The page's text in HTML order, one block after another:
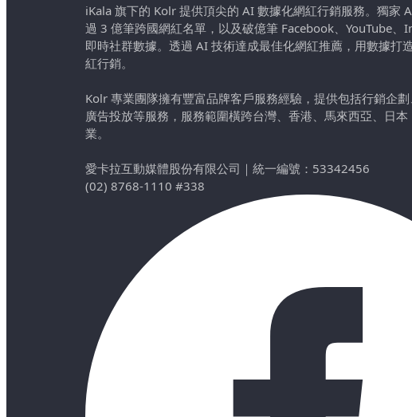
iKala 旗下的 Kolr 提供頂尖的 AI 數據化網紅行銷服務。獨家
過 3 億筆跨國網紅名單，以及破億筆 Facebook、YouTube、
即時社群數據。透過 AI 技術達成最佳化網紅推薦，用數據打
紅行銷。
Kolr 專業團隊擁有豐富品牌客戶服務經驗，提供包括行銷企
廣告投放等服務，服務範圍橫跨台灣、香港、馬來西亞、日
業。
愛卡拉互動媒體股份有限公司 ｜ 統一編號：53342456
(02) 8768-1110 #338